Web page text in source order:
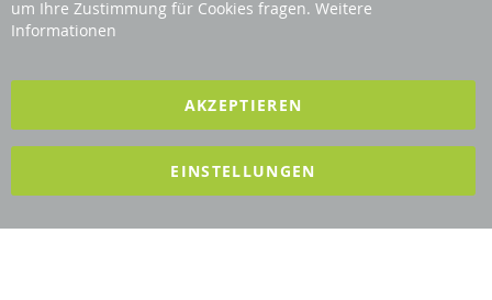
Revisage GmbH
um Ihre Zustimmung für Cookies fragen. Weitere
Informationen
AKZEPTIEREN
EINSTELLUNGEN